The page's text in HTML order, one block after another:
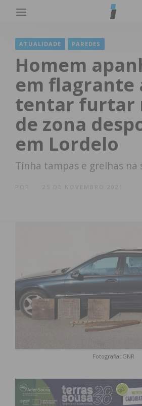
ATUALIDADE PAREDES
Homem
em flagrante
tentar furtar
de zona
em Lordelo
Tinha tampas e grelhas na
Fotografia: GNR